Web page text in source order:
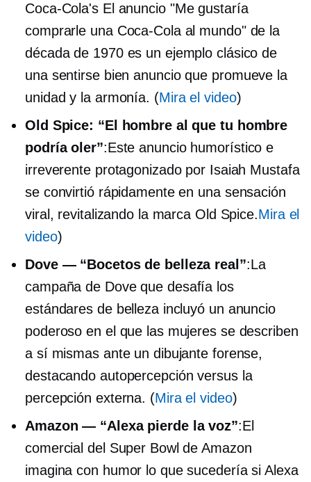
Coca-Cola'sEl anuncio "Me gustaría
comprarle una Coca-Cola al mundo" de la
década de 1970 es un ejemplo clásico de
una sentirse bien anuncio que promueve la
unidad y la armonía. (Mira el video)
Old Spice: “El hombre al que tu hombre
podría oler”:Este anuncio humorístico e
irreverente protagonizado por Isaiah Mustafa
se convirtió rápidamente en una sensación
viral, revitalizando la marca Old Spice.Mira el
video)
Dove — “Bocetos de belleza real”:La
campaña de Dove que desafía los
estándares de belleza incluyó un anuncio
poderoso en el que las mujeres se describen
a sí mismas ante un dibujante forense,
destacando autopercepción versus la
percepción externa. (Mira el video)
Amazon — “Alexa pierde la voz”:El
comercial del Super Bowl de Amazon
imagina con humor lo que sucedería si Alexa